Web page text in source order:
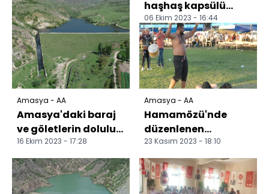
Amasya - AA
Amasya'daki baraj
ve göletlerin doluluk
oranı yüzde 27'ye
düştü
16 Ekim 2023 - 17:28
haşhaş kapsülü
alımı başladı
06 Ekim 2023 - 16:44
Amasya - AA
Hamamözü'nde
düzenlenen
karakucak
güreşlerinde Bekir
Eryücel başpehlivan
ol...
23 Kasım 2023 - 18:10